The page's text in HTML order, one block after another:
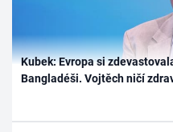
Kubek: Evropa si
Bangladéši. Vojtěch ničí